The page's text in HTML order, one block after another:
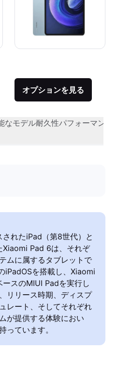
オプションを見る
なモデル耐久性パフォーマンス
れたiPad（第8世代）と
Pad 6は、それぞ
ムに属するタブレットで
iPadOSを搭載し、Xiaomi
スのMIUI Padを実行し
リリース時期、ディスプ
レート、そしてそれぞれ
が提供する体験におい
っています。